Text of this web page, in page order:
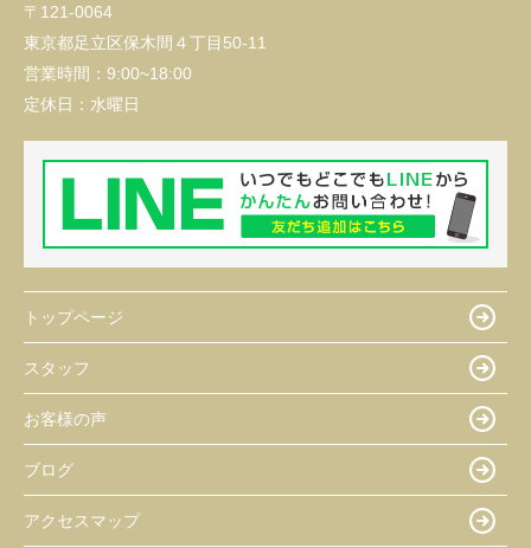
〒121-0064
東京都足立区保木間４丁目50-11
営業時間： 9:00~18:00
定休日： 水曜日
トップページ
スタッフ
お客様の声
ブログ
アクセスマップ